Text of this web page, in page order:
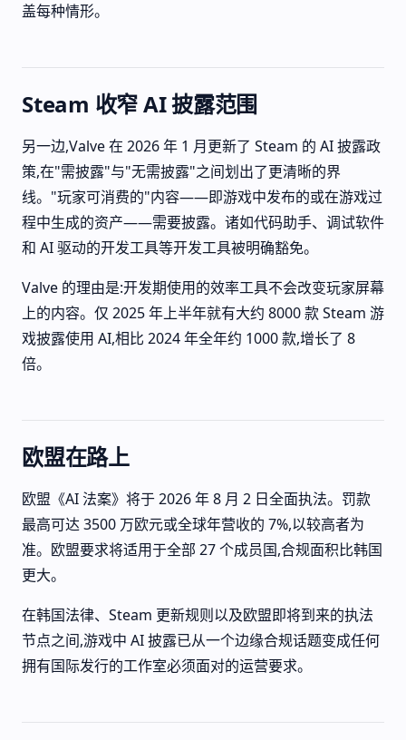
盖每种情形。
Steam 收窄 AI 披露范围
另一边,Valve 在 2026 年 1 月更新了 Steam 的 AI 披露政
策,在"需披露"与"无需披露"之间划出了更清晰的界
线。"玩家可消费的"内容——即游戏中发布的或在游戏过
程中生成的资产——需要披露。诸如代码助手、调试软件
和 AI 驱动的开发工具等开发工具被明确豁免。
Valve 的理由是:开发期使用的效率工具不会改变玩家屏幕
上的内容。仅 2025 年上半年就有大约 8000 款 Steam 游
戏披露使用 AI,相比 2024 年全年约 1000 款,增长了 8
倍。
欧盟在路上
欧盟《AI 法案》将于 2026 年 8 月 2 日全面执法。罚款
最高可达 3500 万欧元或全球年营收的 7%,以较高者为
准。欧盟要求将适用于全部 27 个成员国,合规面积比韩国
更大。
在韩国法律、Steam 更新规则以及欧盟即将到来的执法
节点之间,游戏中 AI 披露已从一个边缘合规话题变成任何
拥有国际发行的工作室必须面对的运营要求。